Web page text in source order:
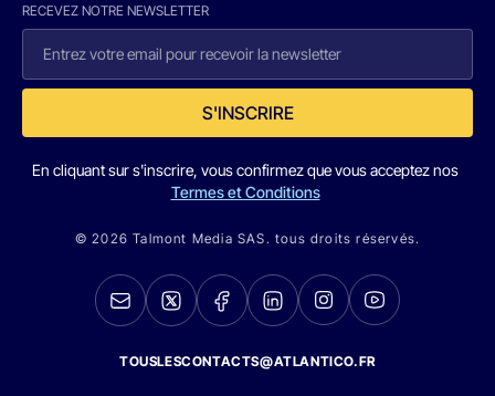
RECEVEZ NOTRE NEWSLETTER
S'INSCRIRE
En cliquant sur s'inscrire, vous confirmez que vous acceptez nos
Termes et Conditions
© 2026 Talmont Media SAS. tous droits réservés.
TOUSLESCONTACTS@ATLANTICO.FR